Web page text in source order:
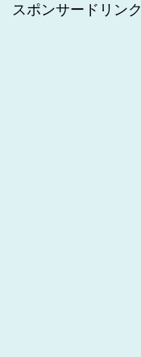
スポンサードリンク